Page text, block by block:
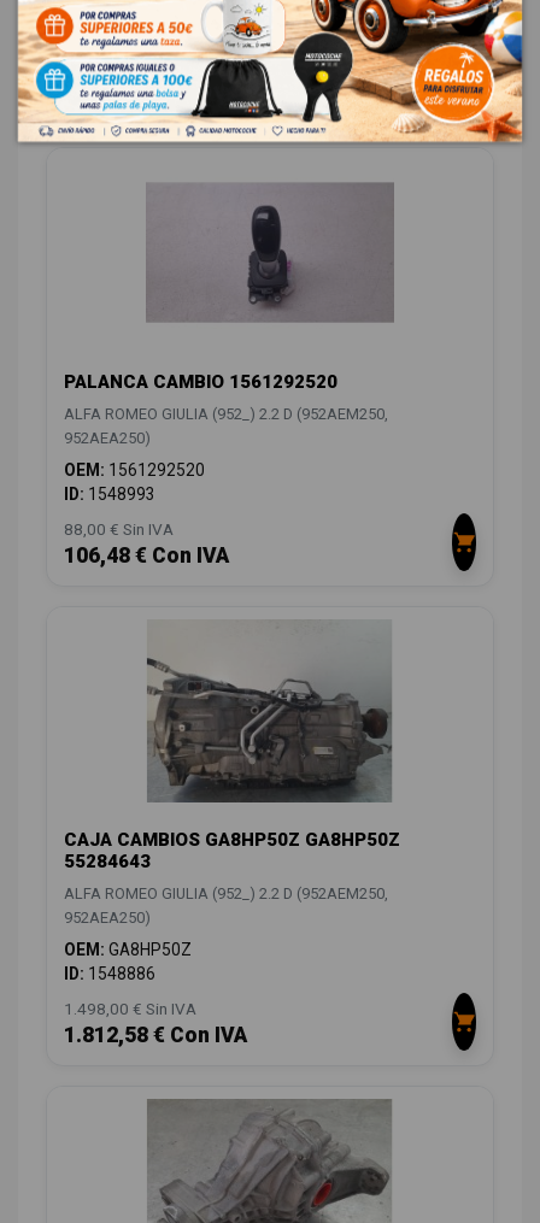
CAMBIO / EMBRAGUE 4
PALANCA CAMBIO 1561292520
ALFA ROMEO GIULIA (952_) 2.2 D (952AEM250,
952AEA250)
OEM: 1561292520
ID: 1548993
88,00 € Sin IVA
106,48 € Con IVA
CAJA CAMBIOS GA8HP50Z GA8HP50Z
55284643
ALFA ROMEO GIULIA (952_) 2.2 D (952AEM250,
952AEA250)
OEM: GA8HP50Z
ID: 1548886
1.498,00 € Sin IVA
1.812,58 € Con IVA